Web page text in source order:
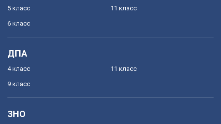
5 класс
6 класс
11 класс
ДПА
4 класс
9 класс
11 класс
ЗНО